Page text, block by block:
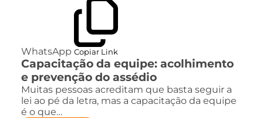
WhatsApp Copiar Link
Capacitação da equipe: acolhimento
e prevenção do assédio
Muitas pessoas acreditam que basta seguir a
lei ao pé da letra, mas a capacitação da equipe
é o que…